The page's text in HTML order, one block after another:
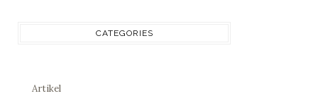
CATEGORIES
Artikel